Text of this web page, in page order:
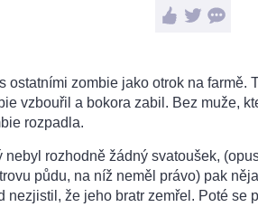
ostatními zombie jako otrok na farmě.
vzbouřil a bokora zabil. Bez muže,
rozpadla.
nebyl rozhodně žádný svatoušek,
půdu, na níž neměl právo) pak
nezjistil, že jeho bratr zemřel. Poté se